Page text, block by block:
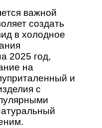
важной
создать
в холодное
2025 год,
на
и
с